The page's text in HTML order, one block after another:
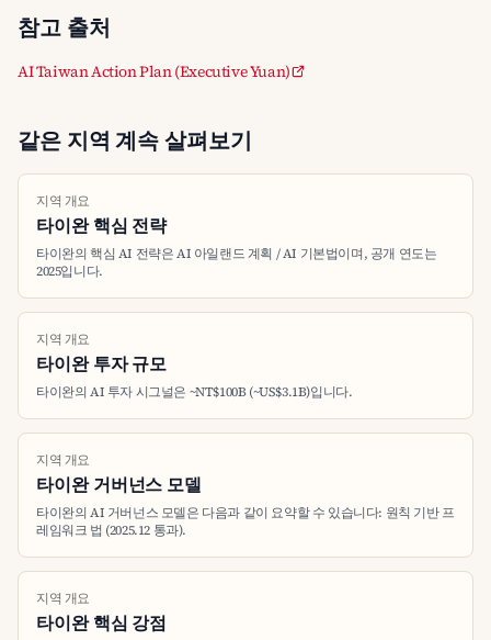
참고 출처
AI Taiwan Action Plan (Executive Yuan)
같은 지역 계속 살펴보기
지역 개요
타이완 핵심 전략
타이완의 핵심 AI 전략은 AI 아일랜드 계획 / AI 기본법이며, 공개 연도는
2025입니다.
지역 개요
타이완 투자 규모
타이완의 AI 투자 시그널은 ~NT$100B (~US$3.1B)입니다.
지역 개요
타이완 거버넌스 모델
타이완의 AI 거버넌스 모델은 다음과 같이 요약할 수 있습니다: 원칙 기반 프
레임워크 법 (2025.12 통과).
지역 개요
타이완 핵심 강점